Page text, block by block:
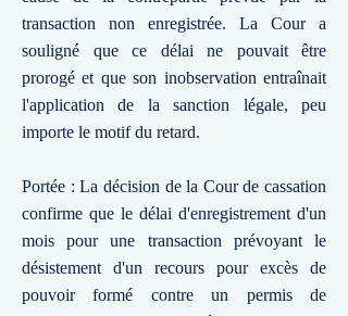
transaction non enregistrée. La Cour a
souligné que ce délai ne pouvait être
prorogé et que son inobservation entraînait
l'application de la sanction légale, peu
importe le motif du retard.
Portée : La décision de la Cour de cassation
confirme que le délai d'enregistrement d'un
mois pour une transaction prévoyant le
désistement d'un recours pour excès de
pouvoir formé contre un permis de